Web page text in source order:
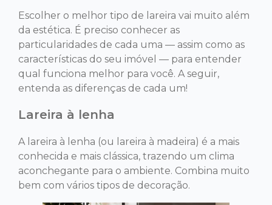
Escolher o melhor tipo de lareira vai muito além
da estética. É preciso conhecer as
particularidades de cada uma — assim como as
características do seu imóvel — para entender
qual funciona melhor para você. A seguir,
entenda as diferenças de cada um!
Lareira à lenha
A lareira à lenha (ou lareira à madeira) é a mais
conhecida e mais clássica, trazendo um clima
aconchegante para o ambiente. Combina muito
bem com vários tipos de decoração.